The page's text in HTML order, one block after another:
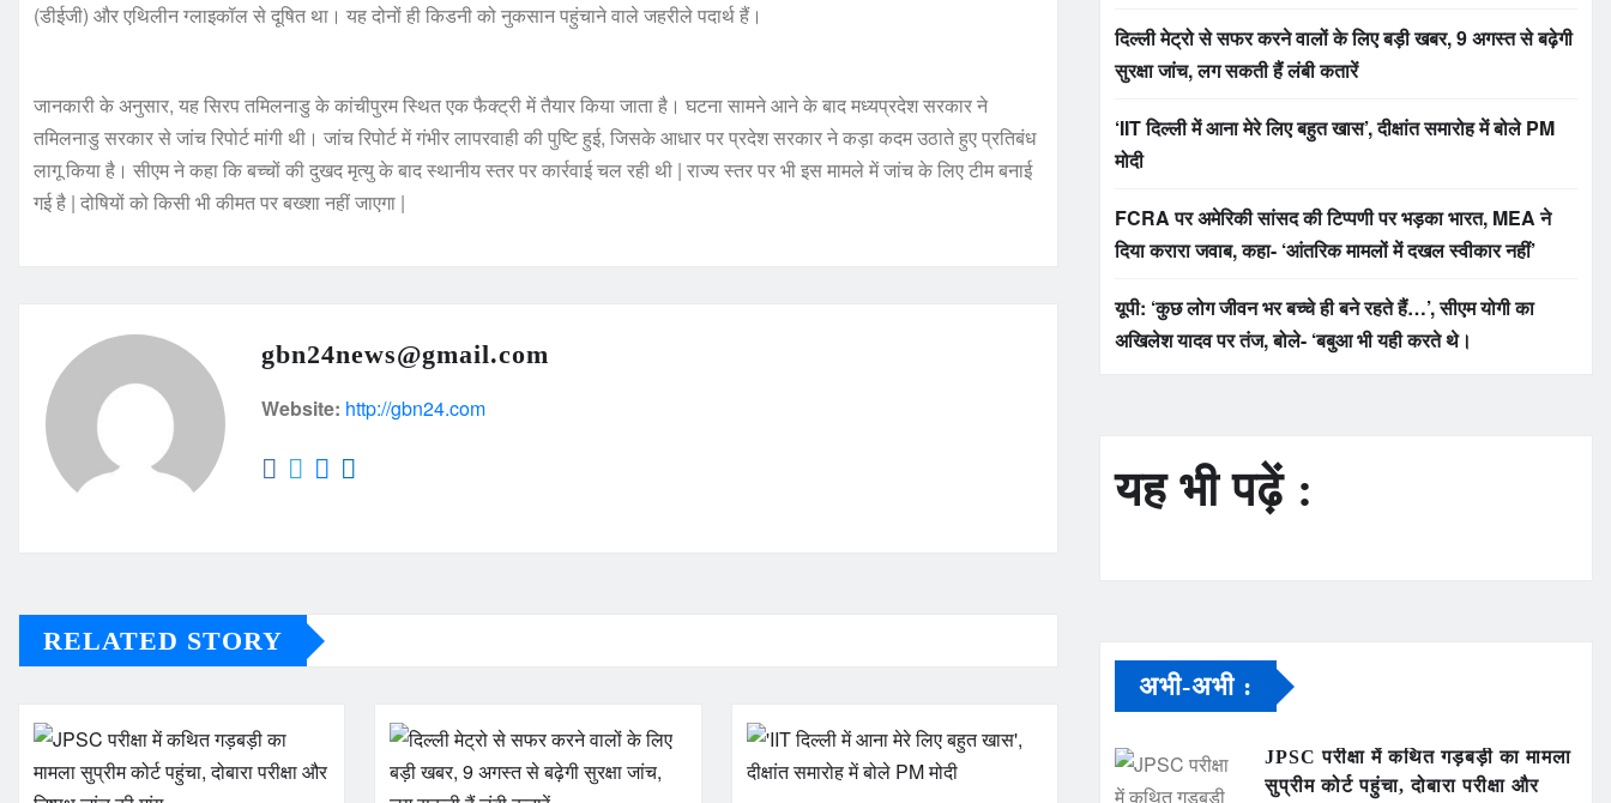
(डीईजी) और एथिलीन ग्लाइकॉल से दूषित था। यह दोनों ही किडनी को नुकसान पहुंचाने वाले जहरीले पदार्थ हैं।
जानकारी के अनुसार, यह सिरप तमिलनाडु के कांचीपुरम स्थित एक फैक्ट्री में तैयार किया जाता है। घटना सामने आने के बाद मध्यप्रदेश सरकार ने
तमिलनाडु सरकार से जांच रिपोर्ट मांगी थी। जांच रिपोर्ट में गंभीर लापरवाही की पुष्टि हुई, जिसके आधार पर प्रदेश सरकार ने कड़ा कदम उठाते हुए प्रतिबंध
लागू किया है। सीएम ने कहा कि बच्चों की दुखद मृत्यु के बाद स्थानीय स्तर पर कार्रवाई चल रही थी | राज्य स्तर पर भी इस मामले में जांच के लिए टीम बनाई
गई है | दोषियों को किसी भी कीमत पर बख्शा नहीं जाएगा |
gbn24news@gmail.com
Website: http://gbn24.com
RELATED STORY
दिल्ली मेट्रो से सफर करने वालों के लिए बड़ी खबर, 9 अगस्त से बढ़ेगी
सुरक्षा जांच, लग सकती हैं लंबी कतारें
‘IIT दिल्ली में आना मेरे लिए बहुत खास’, दीक्षांत समारोह में बोले PM
मोदी
FCRA पर अमेरिकी सांसद की टिप्पणी पर भड़का भारत, MEA ने
दिया करारा जवाब, कहा- ‘आंतरिक मामलों में दखल स्वीकार नहीं’
यूपी: ‘कुछ लोग जीवन भर बच्चे ही बने रहते हैं…’, सीएम योगी का
अखिलेश यादव पर तंज, बोले- ‘बबुआ भी यही करते थे।
यह भी पढ़ें :
अभी-अभी :
JPSC परीक्षा में कथित गड़बड़ी का मामला
सुप्रीम कोर्ट पहुंचा, दोबारा परीक्षा और